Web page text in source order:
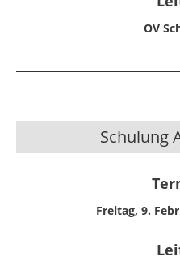
OV
Schulung
Freitag, 9.